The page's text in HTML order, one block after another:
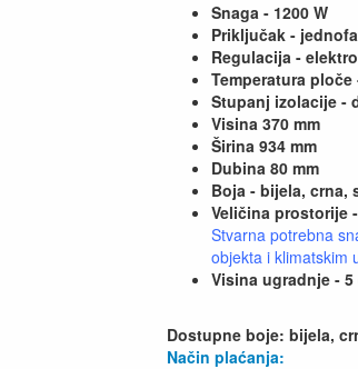
Snaga - 1200 W
Priključak -
Regulacija -
Temperatura
Stupanj izolacije -
Visina 370 mm
Širina 934 mm
Dubina 80 mm
Boja - bijela, crna,
Veličina prostorije
Stvarna potrebna
objekta i klimatskim
Visina ugradnje -
Dostupne boje: bijela,
Način plaćanja: